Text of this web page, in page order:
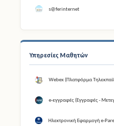
s@ferinternet
Υπηρεσίες Μαθητών
Webex (Πλατφόρμα
e-εγγραφές (Εγγραφές -
Ηλεκτρονική Εφαρμογή e-